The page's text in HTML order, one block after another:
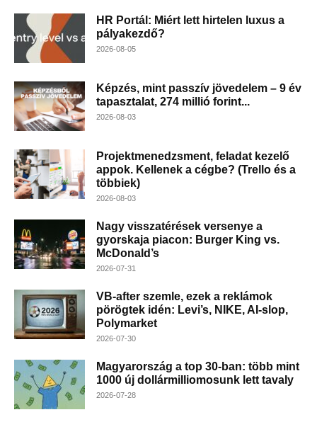
HR Portál: Miért lett hirtelen luxus a
pályakezdő?
2026-08-05
Képzés, mint passzív jövedelem – 9 év
tapasztalat, 274 millió forint...
2026-08-03
Projektmenedzsment, feladat kezelő
appok. Kellenek a cégbe? (Trello és a
többiek)
2026-08-03
Nagy visszatérések versenye a
gyorskaja piacon: Burger King vs.
McDonald’s
2026-07-31
VB-after szemle, ezek a reklámok
pörögtek idén: Levi’s, NIKE, AI-slop,
Polymarket
2026-07-30
Magyarország a top 30-ban: több mint
1000 új dollármilliomosunk lett tavaly
2026-07-28